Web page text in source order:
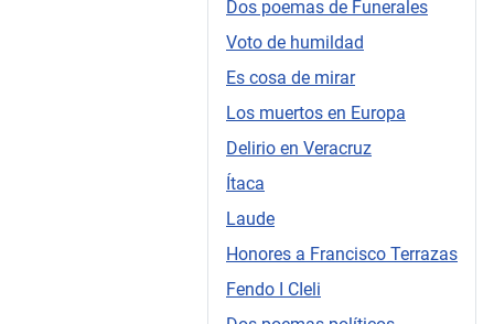
Dos poemas de Funerales
Voto de humildad
Es cosa de mirar
Los muertos en Europa
Delirio en Veracruz
Ítaca
Laude
Honores a Francisco Terrazas
Fendo I CIeli